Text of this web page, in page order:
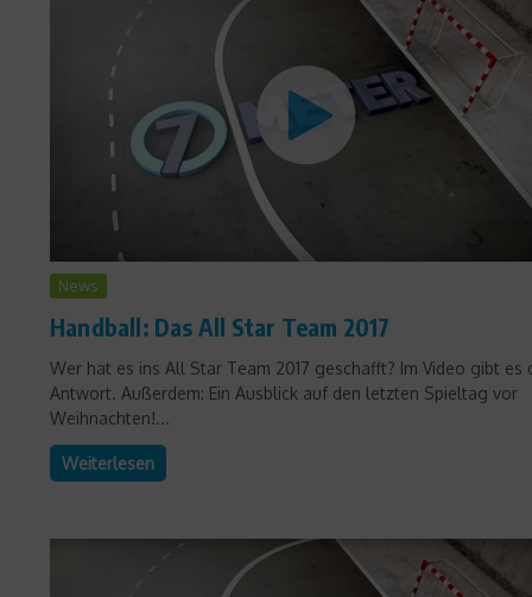
News
Handball: Das All Star Team 2017
Wer hat es ins All Star Team 2017 geschafft? Im Video gibt es
Antwort. Außerdem: Ein Ausblick auf den letzten Spieltag vor
Weihnachten!...
Weiterlesen